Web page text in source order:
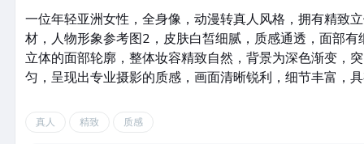
一位年轻亚洲女性，全身像，动漫转真人风格，拥有精致
材，人物形象参考图2，皮肤白皙细腻，质感通透，面部
立体的面部轮廓，整体妆容精致自然，背景为深色渐变，
匀，呈现出专业摄影的质感，画面清晰锐利，细节丰富，
真人 精致 质感